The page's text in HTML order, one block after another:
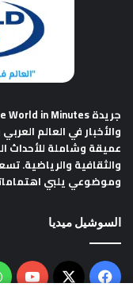
جريدة The World in Minutes
والأخبار في العالم
عميقة وشاملة للأحداث
والثقافية والرياضية.
وموضوعي يلبي
السوشيل ميديا
فيسبوك
‫X